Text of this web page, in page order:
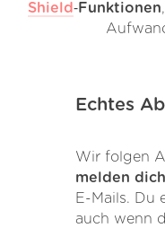
Shield‑Funktionen
Echtes
Wir folgen
melden
E-Mails. Du
auch wenn